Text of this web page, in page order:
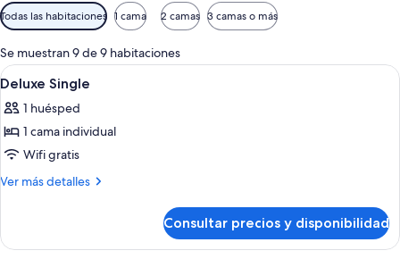
Filtros
disponibles
para
las
habitaciones
Todas las habitaciones 1 cama 2 camas 3 camas o más
Se muestran 9 de 9 habitaciones
Abrir
todas
las
fotos
de
Deluxe
Una habitación de hotel moderna
7
Deluxe Single
1 huésped
1 cama individual
Wifi gratis
Ver más detalles
Más
Single
Consultar precios y disponibilidad